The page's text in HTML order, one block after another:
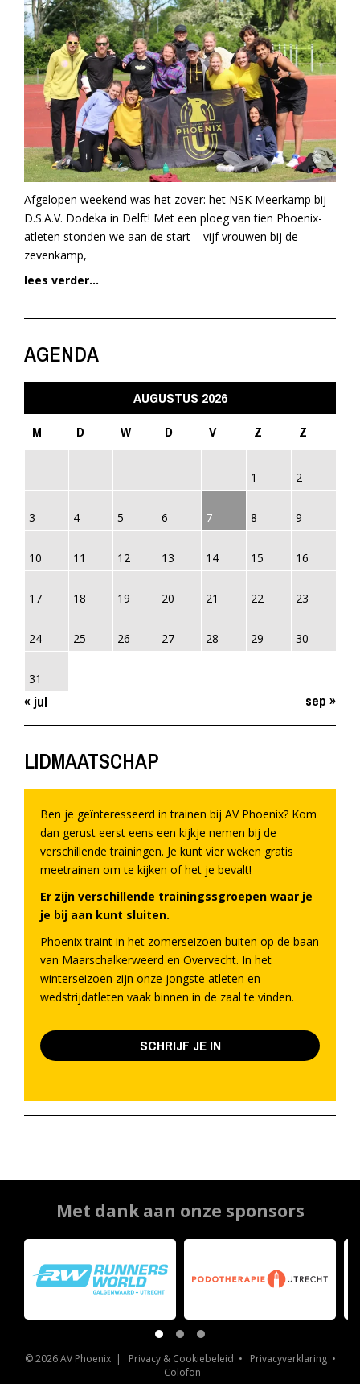
Afgelopen weekend was het zover: het NSK Meerkamp bij
D.S.A.V. Dodeka in Delft! Met een ploeg van tien Phoenix-
atleten stonden we aan de start – vijf vrouwen bij de
zevenkamp,
lees verder...
AGENDA
AUGUSTUS 2026
M
D W D V Z Z
1 2
3 4 5 6 7 8 9
10 11 12 13 14 15 16
17 18 19 20 21 22 23
24 25 26 27 28 29 30
31
« jul sep »
LIDMAATSCHAP
Ben je geïnteresseerd in trainen bij AV Phoenix? Kom
dan gerust eerst eens een kijkje nemen bij de
verschillende trainingen. Je kunt vier weken gratis
meetrainen om te kijken of het je bevalt!
Er zijn verschillende trainingssgroepen waar je
je bij aan kunt sluiten.
Phoenix traint in het zomerseizoen buiten op de baan
van Maarschalkerweerd en Overvecht. In het
winterseizoen zijn onze jongste atleten en
wedstrijdatleten vaak binnen in de zaal te vinden.
SCHRIJF JE IN
Met dank aan onze sponsors
© 2026 AV Phoenix | Privacy & Cookiebeleid • Privacyverklaring•
Colofon